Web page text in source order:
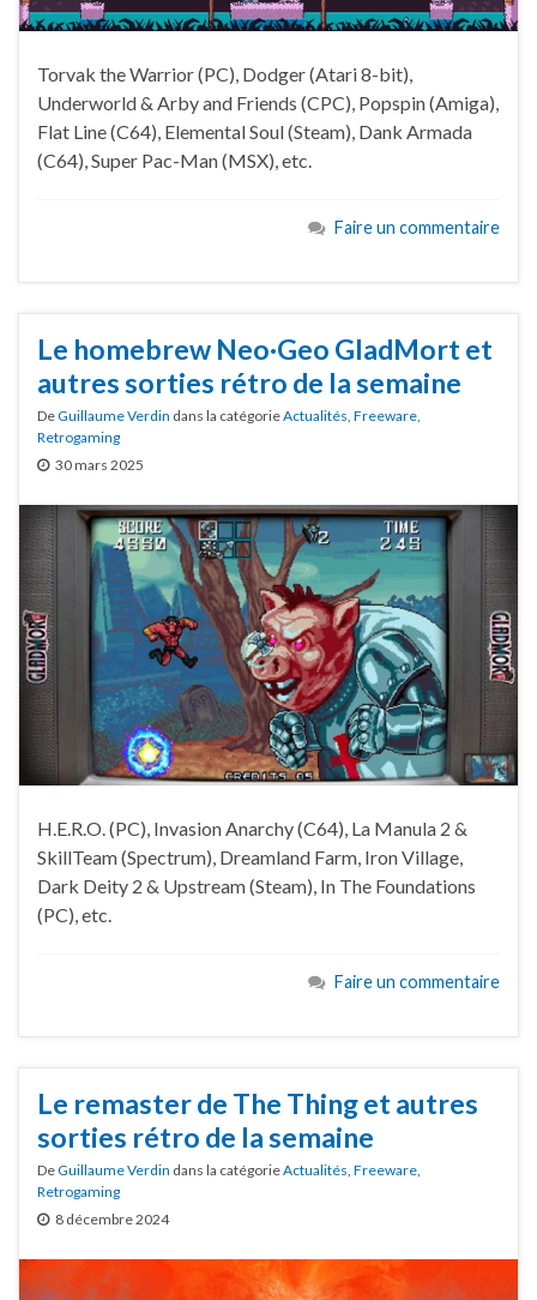
Torvak the Warrior (PC), Dodger (Atari 8-bit),
Underworld & Arby and Friends (CPC), Popspin (Amiga),
Flat Line (C64), Elemental Soul (Steam), Dank Armada
(C64), Super Pac-Man (MSX), etc.
Faire un commentaire
Le homebrew Neo·Geo GladMort et
autres sorties rétro de la semaine
DeGuillaume Verdin dans la catégorieActualités Freeware
Retrogaming
30 mars 2025
H.E.R.O. (PC), Invasion Anarchy (C64), La Manula 2 &
SkillTeam (Spectrum), Dreamland Farm, Iron Village,
Dark Deity 2 & Upstream (Steam), In The Foundations
(PC), etc.
Faire un commentaire
Le remaster de The Thing et autres
sorties rétro de la semaine
DeGuillaume Verdin dans la catégorieActualités Freeware
Retrogaming
8 décembre 2024